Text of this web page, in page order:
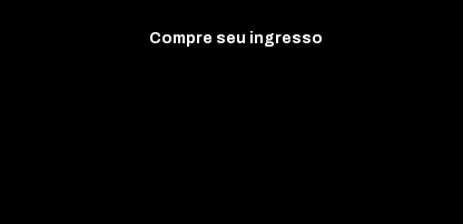
Compre seu ingresso